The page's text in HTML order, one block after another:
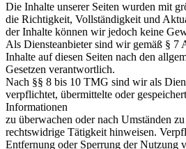
Die Inhalte unserer Seiten wurden mit
die Richtigkeit, Vollständigkeit und
der Inhalte können wir jedoch keine
Als Diensteanbieter sind wir gemäß § 7
Inhalte auf diesen Seiten nach den
Gesetzen verantwortlich.
Nach §§ 8 bis 10 TMG sind wir als
verpflichtet, übermittelte oder
Informationen
zu überwachen oder nach Umständen
rechtswidrige Tätigkeit hinweisen.
Entfernung oder Sperrung der Nutzung